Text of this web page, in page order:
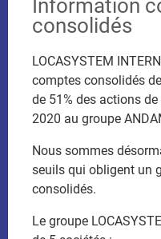
Données
Bilan annuel
Information
consolidés
LOCASYSTEM
comptes consolidés
de 51% des actions
2020 au groupe
Nous sommes
seuils qui obligent un
consolidés.
Le groupe